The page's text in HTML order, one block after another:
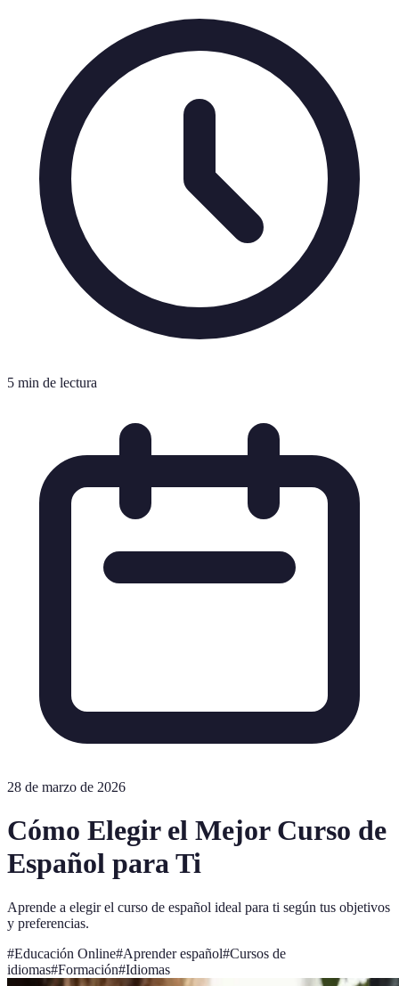
5 min de lectura
28 de marzo de 2026
Cómo Elegir el Mejor Curso de
Español para Ti
Aprende a elegir el curso de español ideal para ti según tus objetivos
y preferencias.
#Educación Online#Aprender español#Cursos de
idiomas#Formación#Idiomas